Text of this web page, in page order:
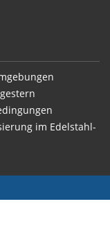
im Edelstahl-